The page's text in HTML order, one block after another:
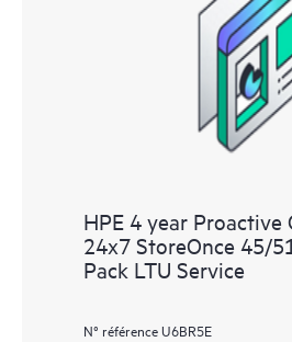
à distance1 pour superviser les
données, ce qui permet d’accélérer la
services. Pour bénéficier de ce service
impératif que la version la plus
Technology soit installée.
HPE 4 year Proactive
24x7 StoreOnce 45/
Pack LTU Service
N° référence U6BR5E